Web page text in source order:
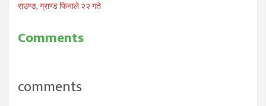
राउण्ड, ग्राण्ड फिनाले २२ गते
Comments
comments